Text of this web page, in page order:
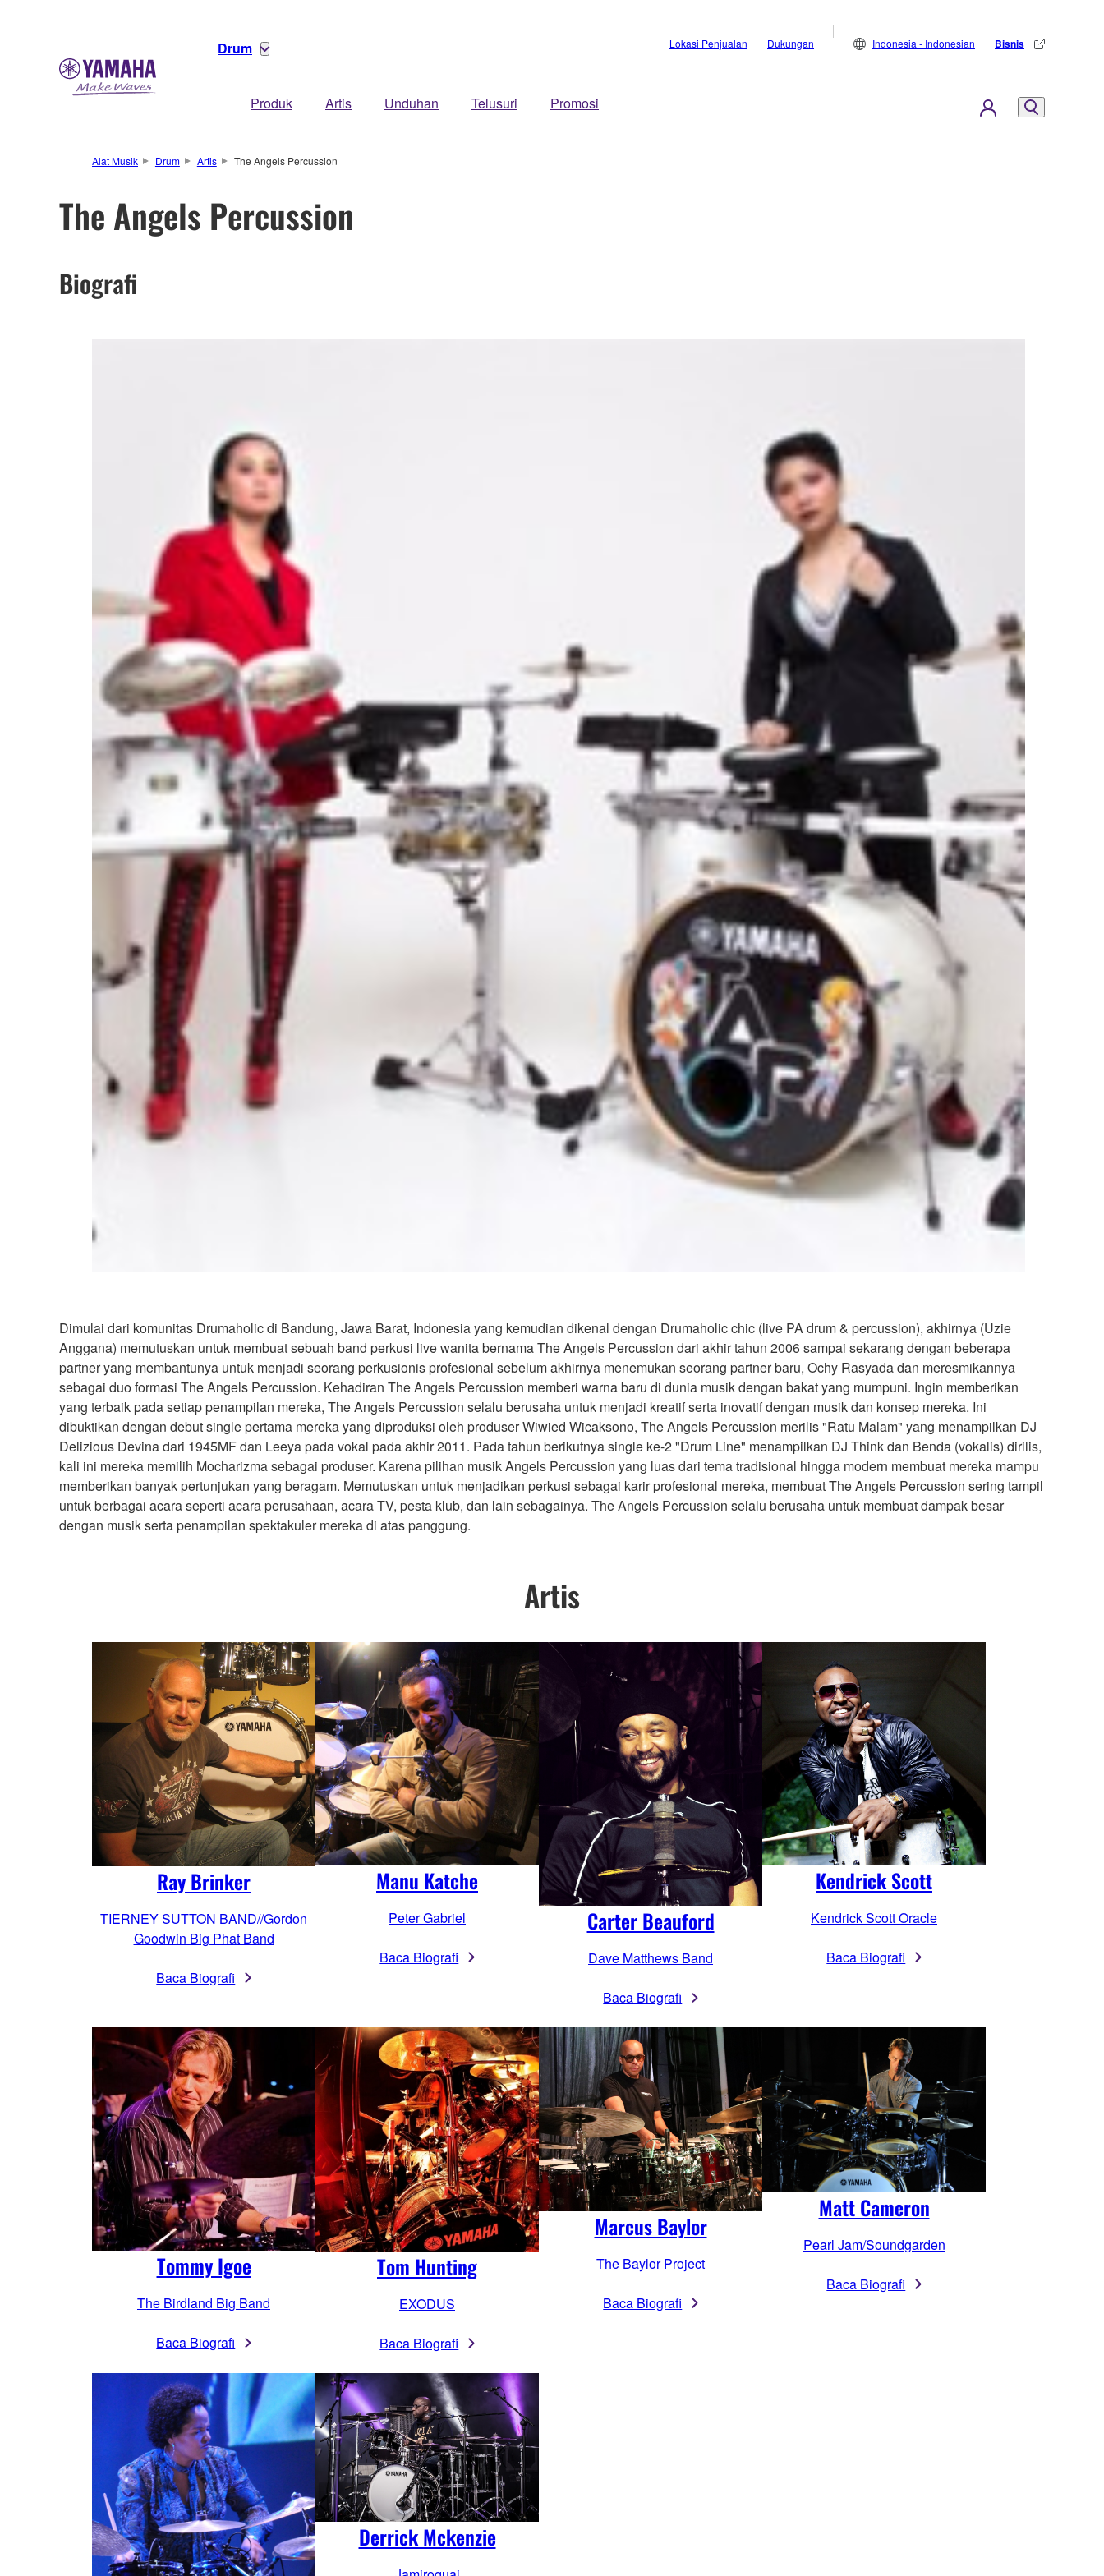
Drum
Produk Artis Unduhan Telusuri Promosi
Lokasi Penjualan Dukungan Indonesia - Indonesian Bisnis
Alat Musik Drum Artis The Angels Percussion
The Angels Percussion
Biografi
Dimulai dari komunitas Drumaholic di Bandung, Jawa Barat, Indonesia yang kemudian dikenal dengan Drumaholic chic (live PA drum & percussion), akhirnya (Uzie
Anggana) memutuskan untuk membuat sebuah band perkusi live wanita bernama The Angels Percussion dari akhir tahun 2006 sampai sekarang dengan beberapa
partner yang membantunya untuk menjadi seorang perkusionis profesional sebelum akhirnya menemukan seorang partner baru, Ochy Rasyada dan meresmikannya
sebagai duo formasi The Angels Percussion. Kehadiran The Angels Percussion memberi warna baru di dunia musik dengan bakat yang mumpuni. Ingin memberikan
yang terbaik pada setiap penampilan mereka, The Angels Percussion selalu berusaha untuk menjadi kreatif serta inovatif dengan musik dan konsep mereka. Ini
dibuktikan dengan debut single pertama mereka yang diproduksi oleh produser Wiwied Wicaksono, The Angels Percussion merilis "Ratu Malam" yang menampilkan DJ
Delizious Devina dari 1945MF dan Leeya pada vokal pada akhir 2011. Pada tahun berikutnya single ke-2 "Drum Line" menampilkan DJ Think dan Benda (vokalis) dirilis,
kali ini mereka memilih Mocharizma sebagai produser. Karena pilihan musik Angels Percussion yang luas dari tema tradisional hingga modern membuat mereka mampu
memberikan banyak pertunjukan yang beragam. Memutuskan untuk menjadikan perkusi sebagai karir profesional mereka, membuat The Angels Percussion sering tampil
untuk berbagai acara seperti acara perusahaan, acara TV, pesta klub, dan lain sebagainya. The Angels Percussion selalu berusaha untuk membuat dampak besar
dengan musik serta penampilan spektakuler mereka di atas panggung.
Artis
Ray Brinker
TIERNEY SUTTON BAND//Gordon
Goodwin Big Phat Band
Baca Biografi
Manu Katche
Peter Gabriel
Baca Biografi
Carter Beauford
Dave Matthews Band
Baca Biografi
Kendrick Scott
Kendrick Scott Oracle
Baca Biografi
Tommy Igoe
The Birdland Big Band
Baca Biografi
Tom Hunting
EXODUS
Baca Biografi
Marcus Baylor
The Baylor Project
Baca Biografi
Matt Cameron
Pearl Jam/Soundgarden
Baca Biografi
Derrick Mckenzie